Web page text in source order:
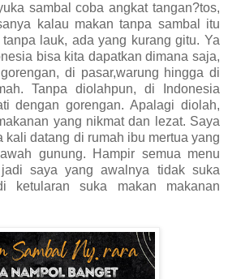
sambal coba angkat tangan?tos,
kalau makan tanpa sambal itu
lauk, ada yang kurang gitu. Ya
bisa kita dapatkan dimana saja,
di pasar,warung hingga di
Tanpa diolahpun, di Indonesia
dengan gorengan. Apalagi diolah,
yang nikmat dan lezat. Saya
kali datang di rumah ibu mertua yang
gunung. Hampir semua menu
saya yang awalnya tidak suka
ketularan suka makan makanan